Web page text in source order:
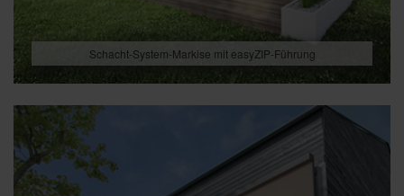
Schacht-System-Markise mit easyZIP-Führung